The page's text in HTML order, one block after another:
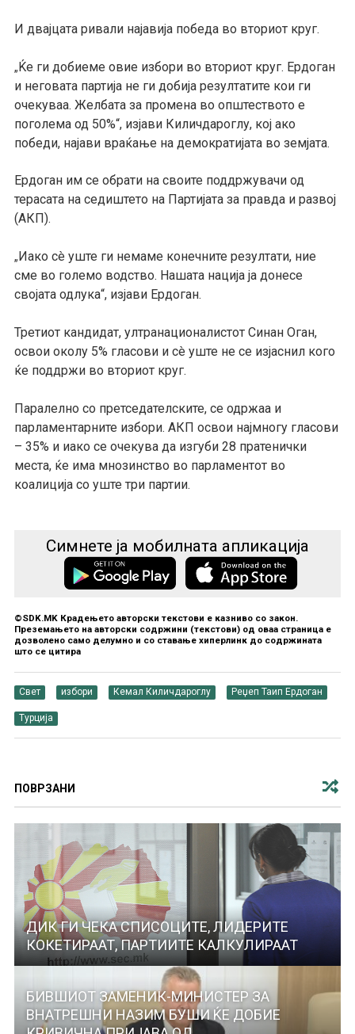
И двајцата ривали најавија победа во вториот круг.
„Ќе ги добиеме овие избори во вториот круг. Ердоган
и неговата партија не ги добија резултатите кои ги
очекуваа. Желбата за промена во општеството е
поголема од 50%“, изјави Киличдароглу, кој ако
победи, најави враќање на демократијата во земјата.
Ердоган им се обрати на своите поддржувачи од
терасата на седиштето на Партијата за правда и развој
(АКП).
„ Иако сè уште ги немаме конечните резултати, ние
сме во големо водство. Нашата нација ја донесе
својата одлука“, изјави Ердоган.
Третиот кандидат, ултранационалистот Синан Оган,
освои околу 5% гласови и сè уште не се изјаснил кого
ќе поддржи во вториот круг.
Паралелно со претседателските, се одржаа и
парламентарните избори. АКП освои најмногу гласови
– 35% и иако се очекува да изгуби 28 пратенички
места, ќе има мнозинство во парламентот во
коалиција со уште три партии.
Симнете ја мобилната апликација
©SDK.MK Крадењето авторски текстови е казниво со закон.
Преземањето на авторски содржини (текстови) од оваа страница е
дозволено само делумно и со ставање хиперлинк до содржината
што се цитира
Свет избори Кемал Киличдароглу Реџеп Таип Ердоган
Турција
ПОВРЗАНИ
ДИК ГИ ЧЕКА СПИСОЦИТЕ, ЛИДЕРИТЕ
КОКЕТИРААТ, ПАРТИИТЕ КАЛКУЛИРААТ
БИВШИОТ ЗАМЕНИК-МИНИСТЕР ЗА
ВНАТРЕШНИ НАЗИМ БУШИ ЌЕ ДОБИЕ